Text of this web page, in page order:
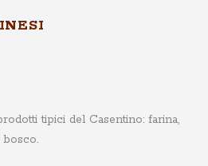
tipici del Casentino: farina,
bosco.